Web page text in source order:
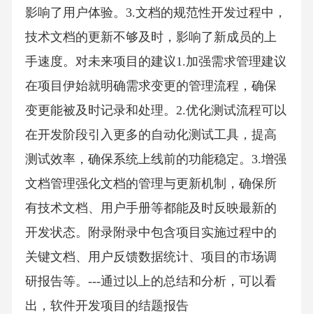
影响了用户体验。3.文档的规范性开发过程中，
技术文档的更新不够及时，影响了新成员的上
手速度。对未来项目的建议1.加强需求管理建议
在项目伊始就明确需求变更的管理流程，确保
变更能被及时记录和处理。2.优化测试流程可以
在开发阶段引入更多的自动化测试工具，提高
测试效率，确保系统上线前的功能稳定。3.增强
文档管理强化文档的管理与更新机制，确保所
有技术文档、用户手册等都能及时反映最新的
开发状态。附录附录中包含项目实施过程中的
关键文档、用户反馈数据统计、项目的市场调
研报告等。---通过以上的总结和分析，可以看
出，软件开发项目的结题报告